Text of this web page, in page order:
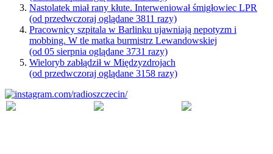
Nastolatek miał rany kłute. Interweniował śmigłowiec LPR
(od przedwczoraj oglądane 3811 razy)
Pracownicy szpitala w Barlinku ujawniają nepotyzm i
mobbing. W tle matka burmistrz Lewandowskiej
(od 05 sierpnia oglądane 3731 razy)
Wieloryb zabłądził w Międzyzdrojach
(od przedwczoraj oglądane 3158 razy)